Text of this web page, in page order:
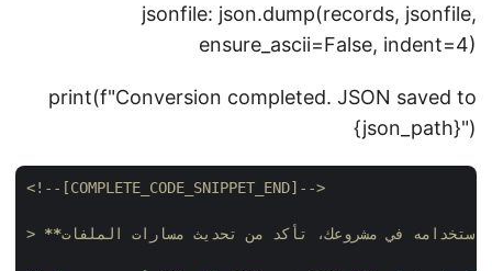
jsonfile: json.dump(records, jsonfile,
ensure_ascii=False, indent=4)
print(f"Conversion completed. JSON saved to
{json_path}")
<!--[COMPLETE_CODE_SNIPPET_END]-->
>